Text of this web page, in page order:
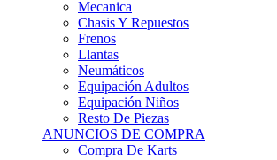
Mecanica
Chasis Y Repuestos
Frenos
Llantas
Neumáticos
Equipación Adultos
Equipación Niños
Resto De Piezas
ANUNCIOS DE COMPRA
Compra De Karts